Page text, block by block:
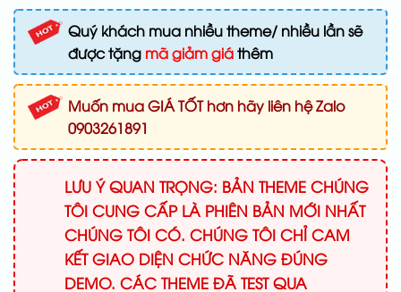
Quý khách mua nhiều theme/ nhiều lần sẽ
được tặng mã giảm giáthêm
Muốn mua GIÁ TỐT hơn hãy liên hệ Zalo
0903261891
LƯU Ý QUAN TRỌNG: BẢN THEME CHÚNG
TÔI CUNG CẤP LÀ PHIÊN BẢN MỚI NHẤT
CHÚNG TÔI CÓ. CHÚNG TÔI CHỈ CAM
KẾT GIAO DIỆN CHỨC NĂNG ĐÚNG
DEMO. CÁC THEME ĐÃ TEST QUA